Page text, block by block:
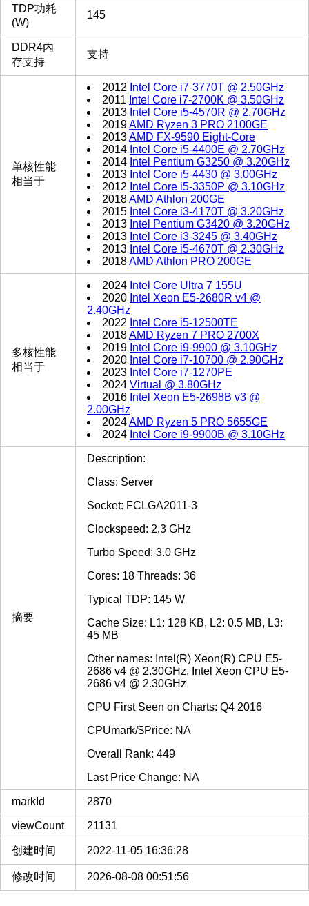
TDP功耗
(W)
145
DDR4内
存支持
支持
单核性能
相当于
2012 Intel Core i7-3770T @ 2.50GHz
2011 Intel Core i7-2700K @ 3.50GHz
2013 Intel Core i5-4570R @ 2.70GHz
2019AMD Ryzen 3 PRO 2100GE
2013AMD FX-9590 Eight-Core
2014 Intel Core i5-4400E @ 2.70GHz
2014 Intel Pentium G3250 @ 3.20GHz
2013 Intel Core i5-4430 @ 3.00GHz
2012 Intel Core i5-3350P @ 3.10GHz
2018AMD Athlon 200GE
2015 Intel Core i3-4170T @ 3.20GHz
2013 Intel Pentium G3420 @ 3.20GHz
2013 Intel Core i3-3245 @ 3.40GHz
2013 Intel Core i5-4670T @ 2.30GHz
2018AMD Athlon PRO 200GE
多核性能
相当于
2024 Intel Core Ultra 7 155U
2020 Intel Xeon E5-2680R v4 @
2.40GHz
2022 Intel Core i5-12500TE
2018AMD Ryzen 7 PRO 2700X
2019 Intel Core i9-9900 @ 3.10GHz
2020 Intel Core i7-10700 @ 2.90GHz
2023 Intel Core i7-1270PE
2024 Virtual @ 3.80GHz
2016 Intel Xeon E5-2698B v3 @
2.00GHz
2024AMD Ryzen 5 PRO 5655GE
2024 Intel Core i9-9900B @ 3.10GHz
摘要
Description:
Class: Server
Socket: FCLGA2011-3
Clockspeed: 2.3 GHz
Turbo Speed: 3.0 GHz
Cores: 18 Threads: 36
Typical TDP: 145 W
Cache Size: L1: 128 KB, L2: 0.5 MB, L3:
45 MB
Other names: Intel(R) Xeon(R) CPU E5-
2686 v4 @ 2.30GHz, Intel Xeon CPU E5-
2686 v4 @ 2.30GHz
CPU First Seen on Charts: Q4 2016
CPUmark/$Price: NA
Overall Rank: 449
Last Price Change: NA
markId 2870
viewCount 21131
创建时间 2022-11-05 16:36:28
修改时间 2026-08-08 00:51:56